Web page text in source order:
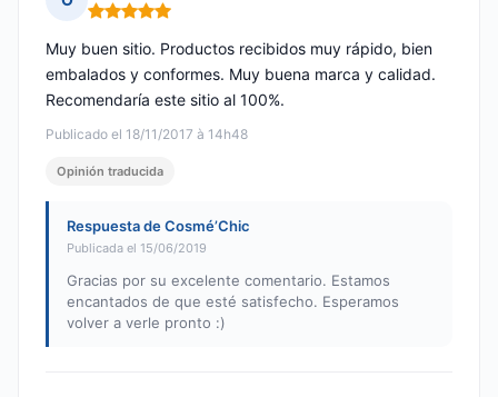
Nota: 5 de 5
Publicado el 18/11/2017 à 14h48
Muy buen sitio. Productos recibidos muy rápido, bien
embalados y conformes. Muy buena marca y calidad.
Recomendaría este sitio al 100%.
Opinión traducida
Respuesta de Cosmé’Chic
Publicada el 15/06/2019
Gracias por su excelente comentario. Estamos
encantados de que esté satisfecho. Esperamos
volver a verle pronto :)